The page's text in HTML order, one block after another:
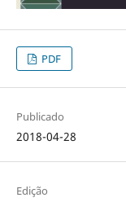
PDF
Publicado
2018-04-28
Edição